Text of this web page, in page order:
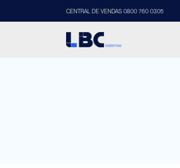
CENTRAL DE VENDAS 0800 760 0305